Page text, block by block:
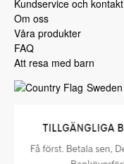
Kundservice och kontakt
Om oss
Våra produkter
FAQ
Att resa med barn
Sweden